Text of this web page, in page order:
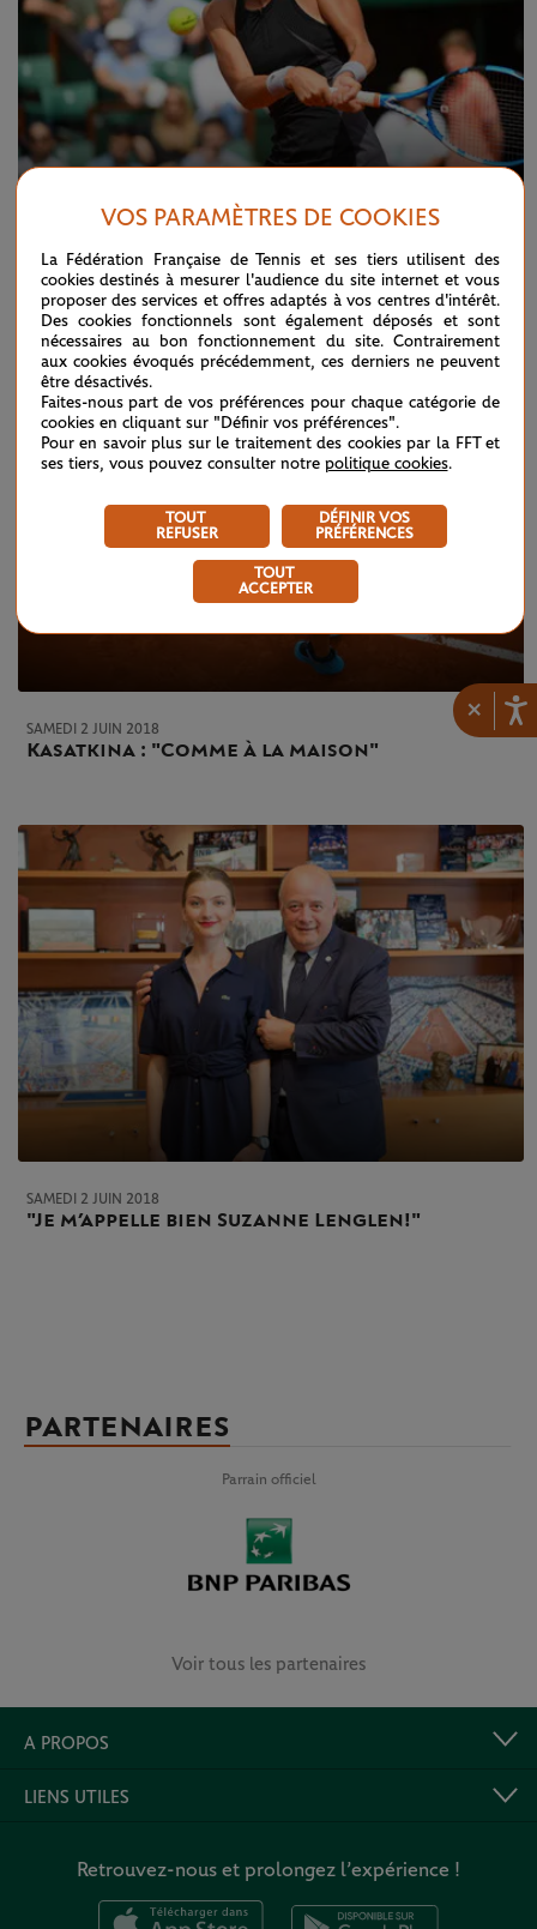
×
SAMEDI 2 JUIN 2018
Muguruza-Stosur : temps forts, 3e tour
SAMEDI 2 JUIN 2018
Kasatkina : "Comme à la maison"
SAMEDI 2 JUIN 2018
"Je m’appelle bien Suzanne Lenglen !"
PARTENAIRES
Parrain officiel
Voir tous les partenaires
A PROPOS
LIENS UTILES
Retrouvez-nous et prolongez l’expérience !
VOS PARAMÈTRES DE COOKIES
La Fédération Française de Tennis et ses tiers utilisent des
cookies destinés à mesurer l'audience du site internet et vous
proposer des services et offres adaptés à vos centres d'intérêt.
Des cookies fonctionnels sont également déposés et sont
nécessaires au bon fonctionnement du site. Contrairement
aux cookies évoqués précédemment, ces derniers ne peuvent
être désactivés.
Faites-nous part de vos préférences pour chaque catégorie de
cookies en cliquant sur "Définir vos préférences".
Pour en savoir plus sur le traitement des cookies par la FFT et
ses tiers, vous pouvez consulter notre politique cookies.
TOUT
REFUSER
DÉFINIR VOS
PRÉFÉRENCES
TOUT
ACCEPTER